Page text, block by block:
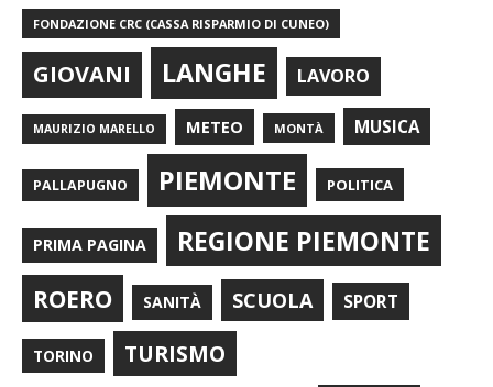
FONDAZIONE CRC (CASSA RISPARMIO DI CUNEO)
GIOVANI LANGHE LAVORO
MAURIZIO MARELLO METEO MONTÀ MUSICA
PALLAPUGNO PIEMONTE POLITICA
PRIMA PAGINA REGIONE PIEMONTE
ROERO SANITÀ SCUOLA SPORT
TORINO TURISMO